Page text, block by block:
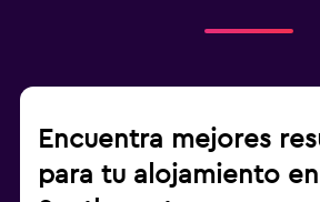
Encuentra mejores
para tu alojamiento en